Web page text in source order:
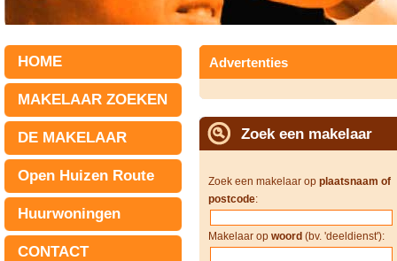
HOME
MAKELAAR ZOEKEN
DE MAKELAAR
Open Huizen Route
Huurwoningen
CONTACT
Advertenties
Zoek een makelaar
Zoek een makelaar op plaatsnaam of
postcode:
Makelaar op woord (bv. 'deeldienst'):